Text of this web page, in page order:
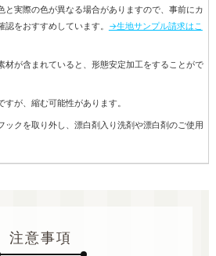
と実際の色が異なる場合がありますので、事前にカ
認をおすすめしています。 →生地サンプル請求はこ
材が含まれていると、形態安定加工をすることがで
すが、縮む可能性があります。
ックを取り外し、漂白剤入り洗剤や漂白剤のご使用
注意事項